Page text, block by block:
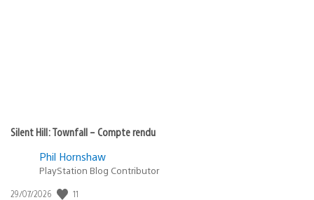
Silent Hill: Townfall – Compte rendu
Phil Hornshaw
PlayStation Blog Contributor
Date
29/07/2026 11